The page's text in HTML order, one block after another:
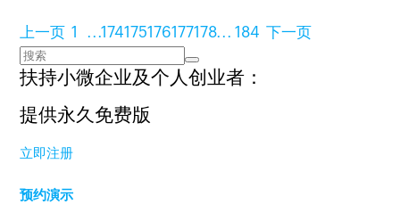
上一页1 ...174175176177178... 184 下一页
扶持小微企业及个人创业者：
提供永久免费版
立即注册
预约演示